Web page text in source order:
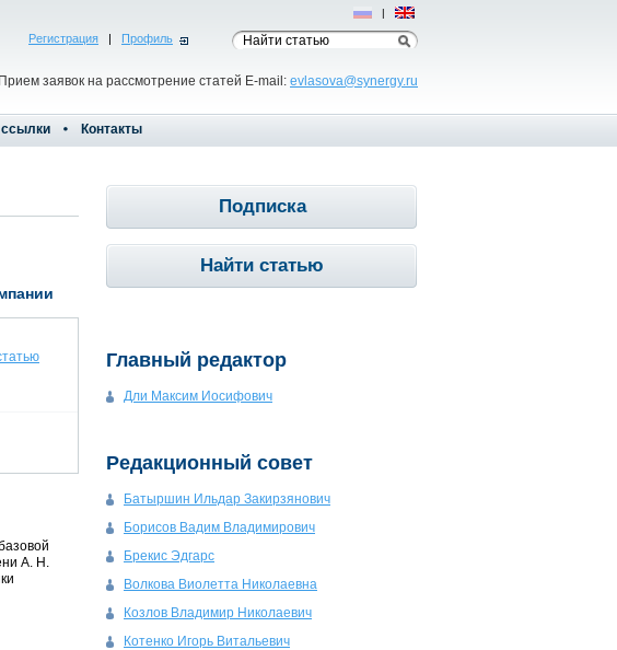
Регистрация | Профиль
заявок на рассмотрение статей E-mail: evlasova@synergy.ru
Рус | Eng
Контакты
А. Н.
Подписка
Найти статью
Главный редактор
Дли Максим Иосифович
Редакционный совет
Батыршин Ильдар Закирзянович
Борисов Вадим Владимирович
Брекис Эдгарс
Волкова Виолетта Николаевна
Козлов Владимир Николаевич
Котенко Игорь Витальевич